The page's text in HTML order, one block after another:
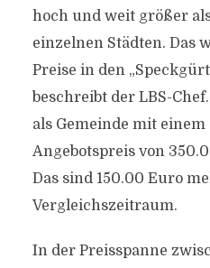
hoch und weit größer
einzelnen Städten. Das
Preise in den
beschreibt der LBS-
als Gemeinde mit
Angebotspreis von
Das sind 150.00 Euro
Vergleichszeitraum.
In der Preisspanne